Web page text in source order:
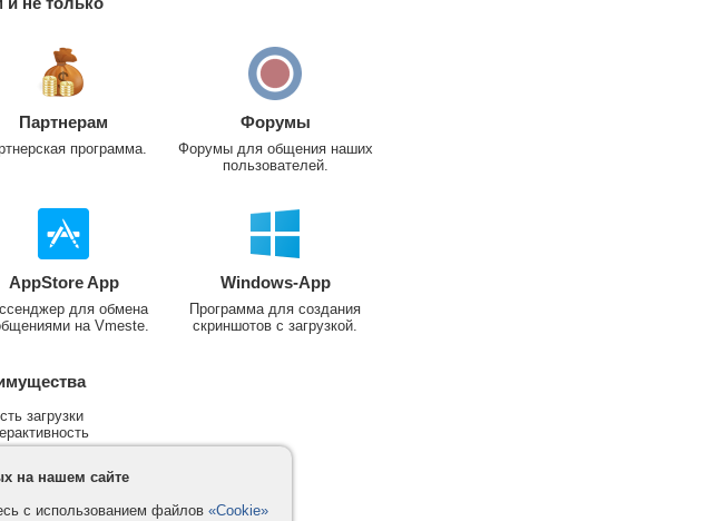
Партнерам
программа.
Форумы
Форумы для общения наших
пользователей.
AppStore App
для обмена
на Vmeste.
Windows-App
Программа для создания
скриншотов с загрузкой.
загрузки
файлов
на нашем сайте
с использованием файлов «Cookie»